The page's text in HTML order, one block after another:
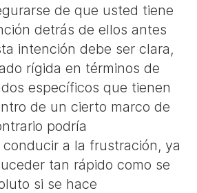
de que usted tiene
detrás de ellos antes
intención debe ser clara,
rígida en términos de
específicos que tienen
de un cierto marco de
podría
a la frustración, ya
tan rápido como se
si se hace